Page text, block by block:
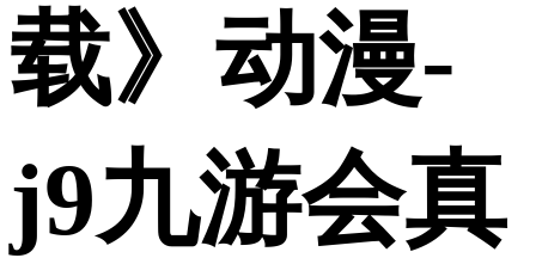
载》动漫-
j9九游会真